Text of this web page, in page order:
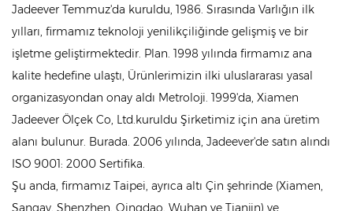
Jadeever Temmuz'da kuruldu, 1986. Sırasında Varlığın ilk
yılları, firmamız teknoloji yenilikçiliğinde gelişmiş ve bir
işletme geliştirmektedir. Plan. 1998 yılında firmamız ana
kalite hedefine ulaştı, Ürünlerimizin ilki uluslararası yasal
organizasyondan onay aldı Metroloji. 1999'da, Xiamen
Jadeever Ölçek Co, Ltd.kuruldu Şirketimiz için ana üretim
alanı bulunur. Burada. 2006 yılında, Jadeever'de satın alındı
ISO 9001: 2000 Sertifika.
Şu anda, firmamız Taipei, ayrıca altı Çin şehrinde (Xiamen,
Şangay, Shenzhen, Qingdao, Wuhan ve Tianjin) ve